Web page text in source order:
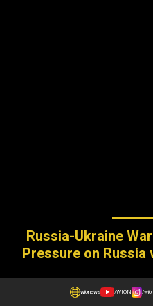
Russia-Ukraine
Pressure on Russia
wionews /WION /